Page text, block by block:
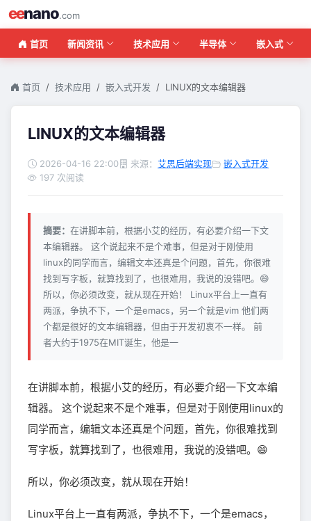
eenano.com
首页 新闻资讯 技术应用 半导体 嵌入式
首页 技术应用 嵌入式开发 LINUX的文本编辑器
LINUX的文本编辑器
2026-04-16 22:00 来源： 艾思后端实现
嵌入式开发
197 次阅读
摘要： 在讲脚本前，根据小艾的经历，有必要介绍一下文
本编辑器。 这个说起来不是个难事，但是对于刚使用
linux的同学而言，编辑文本还真是个问题，首先，你很难
找到写字板，就算找到了，也很难用，我说的没错吧。😄
所以，你必须改变，就从现在开始！ Linux平台上一直有
两派，争执不下，一个是emacs，另一个就是vim 他们两
个都是很好的文本编辑器，但由于开发初衷不一样。 前
者大约于1975在MIT诞生，他是一
在讲脚本前，根据小艾的经历，有必要介绍一下文本编
辑器。 这个说起来不是个难事，但是对于刚使用linux的
同学而言，编辑文本还真是个问题，首先，你很难找到
写字板，就算找到了，也很难用，我说的没错吧。😄
所以，你必须改变，就从现在开始！
Linux平台上一直有两派，争执不下，一个是emacs，